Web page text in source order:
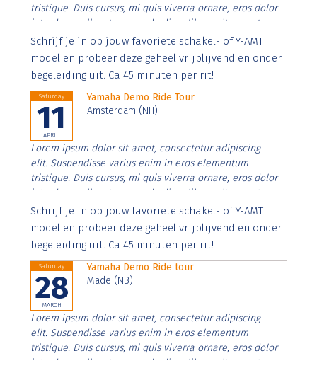
tristique. Duis cursus, mi quis viverra ornare, eros dolor
interdum nulla, ut commodo diam libero vitae erat.
Aenean faucibus nibh et justo cursus id rutrum lorem
imperdiet. Nunc ut sem vitae risus tristique posuere.
Schrijf je in op jouw favoriete schakel- of Y-AMT
model en probeer deze geheel vrijblijvend en onder
begeleiding uit. Ca 45 minuten per rit!
Saturday
11
APRIL
Yamaha Demo Ride Tour
Amsterdam (NH)
Lorem ipsum dolor sit amet, consectetur adipiscing
elit. Suspendisse varius enim in eros elementum
tristique. Duis cursus, mi quis viverra ornare, eros dolor
interdum nulla, ut commodo diam libero vitae erat.
Aenean faucibus nibh et justo cursus id rutrum lorem
imperdiet. Nunc ut sem vitae risus tristique posuere.
Schrijf je in op jouw favoriete schakel- of Y-AMT
model en probeer deze geheel vrijblijvend en onder
begeleiding uit. Ca 45 minuten per rit!
Saturday
28
MARCH
Yamaha Demo Ride tour
Made (NB)
Lorem ipsum dolor sit amet, consectetur adipiscing
elit. Suspendisse varius enim in eros elementum
tristique. Duis cursus, mi quis viverra ornare, eros dolor
interdum nulla, ut commodo diam libero vitae erat.